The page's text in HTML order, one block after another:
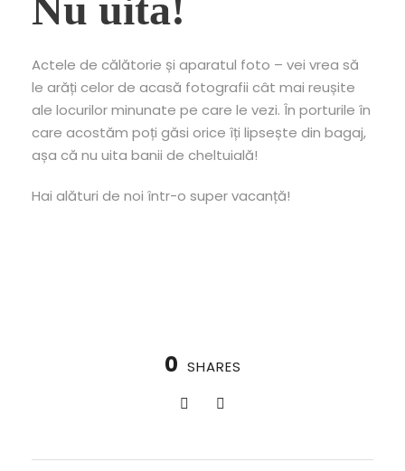
Actele de călătorie și aparatul foto – vei vrea să
le arăți celor de acasă fotografii cât mai reușite
ale locurilor minunate pe care le vezi. În porturile în
care acostăm poți găsi orice îți lipsește din bagaj,
așa că nu uita banii de cheltuială!
Hai alături de noi într-o super vacanță!
0 SHARES